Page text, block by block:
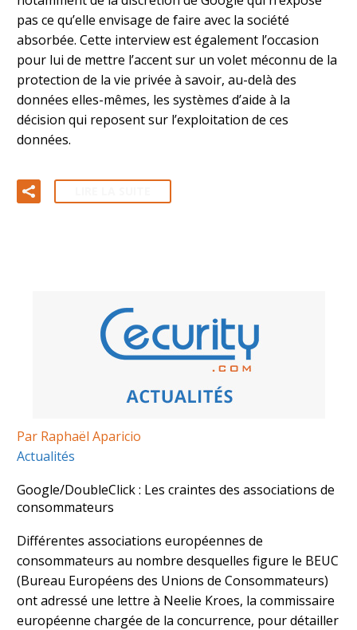
pas ce qu’elle envisage de faire avec la société
absorbée. Cette interview est également l’occasion
pour lui de mettre l’accent sur un volet méconnu de la
protection de la vie privée à savoir, au-delà des
données elles-mêmes, les systèmes d’aide à la
décision qui reposent sur l’exploitation de ces
données.
Par Raphaël Aparicio
Actualités
Google/DoubleClick : Les craintes des associations de
consommateurs
Différentes associations européennes de
consommateurs au nombre desquelles figure le BEUC
(Bureau Européens des Unions de Consommateurs)
ont adressé une lettre à Neelie Kroes, la commissaire
européenne chargée de la concurrence, pour détailler